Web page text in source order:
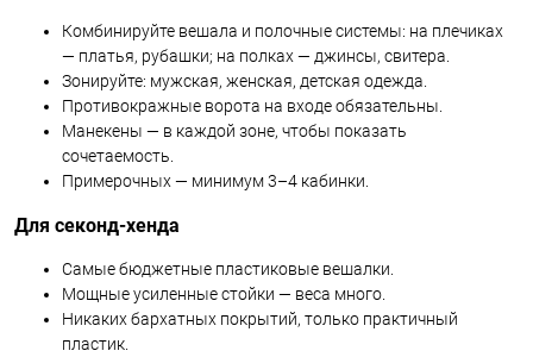
Комбинируйте вешала и полочные системы: на плечиках
— платья, рубашки; на полках — джинсы, свитера.
Зонируйте: мужская, женская, детская одежда.
Противокражные ворота на входе обязательны.
Манекены — в каждой зоне, чтобы показать
сочетаемость.
Примерочных — минимум 3–4 кабинки.
Для секонд-хенда
Самые бюджетные пластиковые вешалки.
Мощные усиленные стойки — веса много.
Никаких бархатных покрытий, только практичный
пластик.